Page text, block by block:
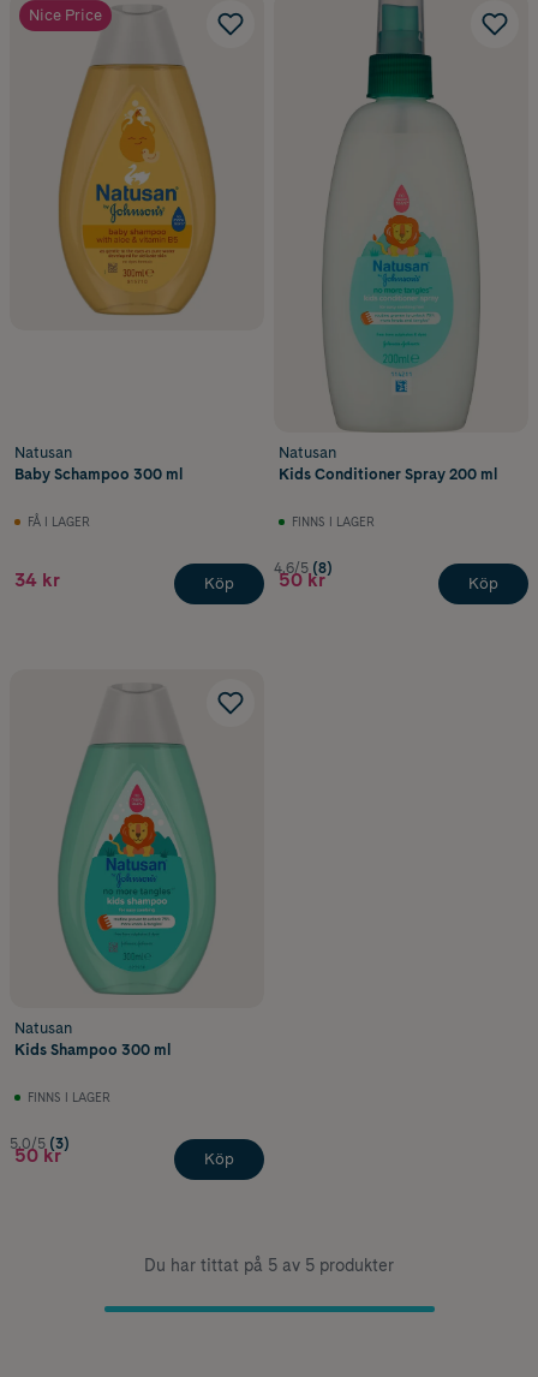
Nice Price
Natusan
Baby Schampoo 300 ml
FÅ I LAGER
34 kr Köp
Natusan
Kids Conditioner Spray 200 ml
FINNS I LAGER
4.6/5 (8)
50 kr Köp
Natusan
Kids Shampoo 300 ml
FINNS I LAGER
5.0/5 (3)
50 kr Köp
Du har tittat på 5 av 5 produkter